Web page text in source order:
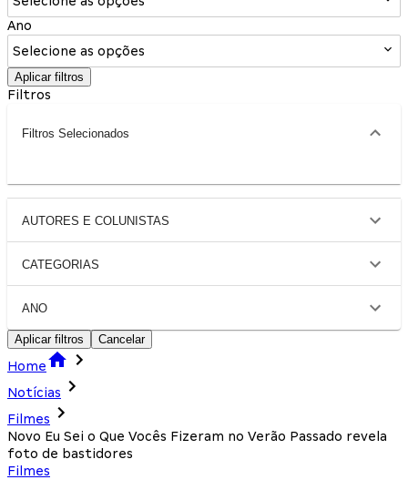
Ano
Selecione as opções
Aplicar filtros
Filtros
Filtros Selecionados
AUTORES E COLUNISTAS
CATEGORIAS
ANO
Aplicar filtros Cancelar
Home
Notícias
Filmes
Novo Eu Sei o Que Vocês Fizeram no Verão Passado revela
foto de bastidores
Filmes